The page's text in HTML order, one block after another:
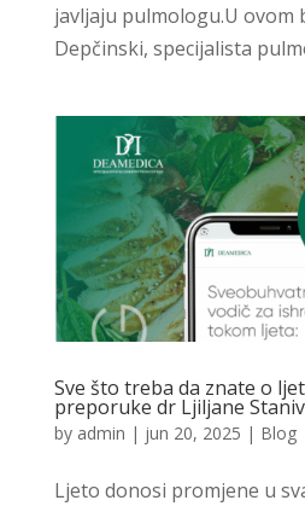
javljaju pulmologu.U ovom
Depčinski, specijalista
Sve što treba da znate o
preporuke dr Ljiljane
by admin | jun 20, 2025 | Blog
Ljeto donosi promjene u